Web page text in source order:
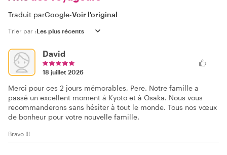
Traduit parGoogle-Voir l'original
Trier par :
David
18 juillet 2026
Merci pour ces 2 jours mémorables, Pere. Notre famille a
passé un excellent moment à Kyoto et à Osaka. Nous vous
recommanderons sans hésiter à tout le monde. Tous nos vœux
de bonheur pour votre nouvelle famille.
Bravo !!!